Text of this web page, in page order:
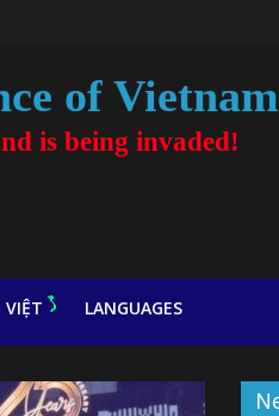
of
is being invaded!
VIỆT LANGUAGES